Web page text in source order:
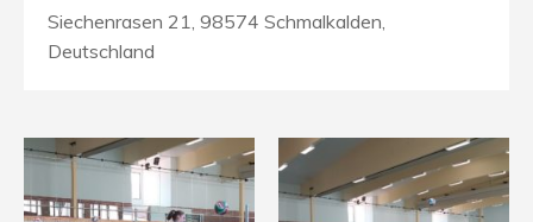
Siechenrasen 21, 98574 Schmalkalden,
Deutschland